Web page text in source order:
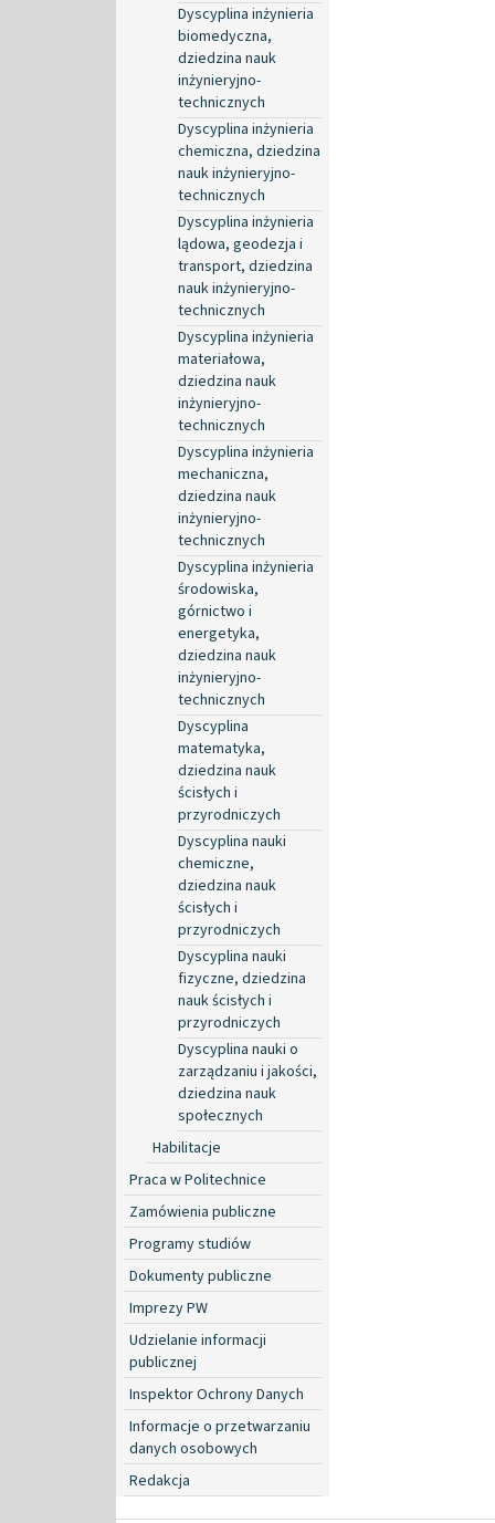
Dyscyplina inżynieria
biomedyczna,
dziedzina nauk
inżynieryjno-
technicznych
Dyscyplina inżynieria
chemiczna, dziedzina
nauk inżynieryjno-
technicznych
Dyscyplina inżynieria
lądowa, geodezja i
transport, dziedzina
nauk inżynieryjno-
technicznych
Dyscyplina inżynieria
materiałowa,
dziedzina nauk
inżynieryjno-
technicznych
Dyscyplina inżynieria
mechaniczna,
dziedzina nauk
inżynieryjno-
technicznych
Dyscyplina inżynieria
środowiska,
górnictwo i
energetyka,
dziedzina nauk
inżynieryjno-
technicznych
Dyscyplina
matematyka,
dziedzina nauk
ścisłych i
przyrodniczych
Dyscyplina nauki
chemiczne,
dziedzina nauk
ścisłych i
przyrodniczych
Dyscyplina nauki
fizyczne, dziedzina
nauk ścisłych i
przyrodniczych
Dyscyplina nauki o
zarządzaniu i jakości,
dziedzina nauk
społecznych
Habilitacje
Praca w Politechnice
Zamówienia publiczne
Programy studiów
Dokumenty publiczne
Imprezy PW
Udzielanie informacji
publicznej
Inspektor Ochrony Danych
Informacje o przetwarzaniu
danych osobowych
Redakcja